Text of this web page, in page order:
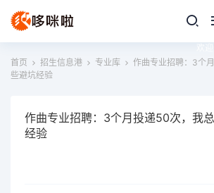
首页 招生信息港 专业库
作曲专业招聘：3个
些避坑经验
作曲专业招聘：3个月投递50次，我
经验